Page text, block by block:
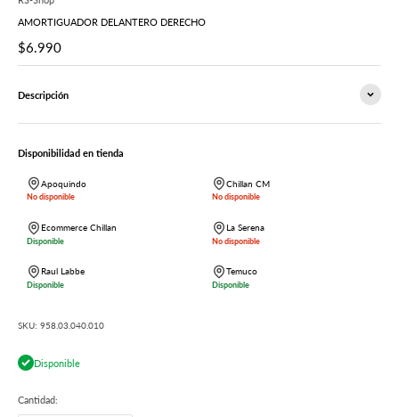
AMORTIGUADOR DELANTERO DERECHO
Precio de oferta
$6.990
Descripción
Disponibilidad en tienda
Apoquindo
No disponible
Chillan CM
No disponible
Ecommerce Chillan
Disponible
La Serena
No disponible
Raul Labbe
Disponible
Temuco
Disponible
SKU: 958.03.040.010
Disponible
Cantidad: